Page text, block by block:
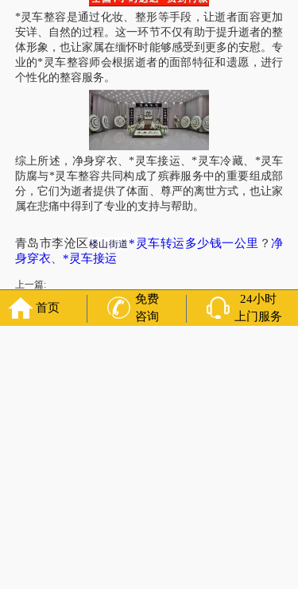
*灵车整容是通过化妆、整形等手段，让逝者面容更加
安详、自然的过程。这一环节不仅有助于提升逝者的整
体形象，也让家属在缅怀时能够感受到更多的安慰。专
业的*灵车整容师会根据逝者的面部特征和遗愿，进行
个性化的整容服务。
综上所述，净身穿衣、*灵车接运、*灵车冷藏、*灵车
防腐与*灵车整容共同构成了殡葬服务中的重要组成部
分，它们为逝者提供了体面、尊严的离世方式，也让家
属在悲痛中得到了专业的支持与帮助。
青岛市李沧区楼山街道*灵车转运多少钱一公里 ？净
身穿衣
*灵车接运
上一篇:
青岛市*殡仪火化需要提前预约吗？殡葬用品、花圈花篮
下一篇: 青岛市搭灵堂、骨灰寄存陵园
首页
免费
咨询
24小时
上门服务